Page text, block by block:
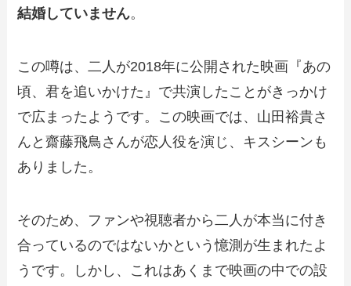
結婚していません。
この噂は、二人が2018年に公開された映画『あの
頃、君を追いかけた』で共演したことがきっかけ
で広まったようです。この映画では、山田裕貴さ
んと齋藤飛鳥さんが恋人役を演じ、キスシーンも
ありました。
そのため、ファンや視聴者から二人が本当に付き
合っているのではないかという憶測が生まれたよ
うです。しかし、これはあくまで映画の中での設